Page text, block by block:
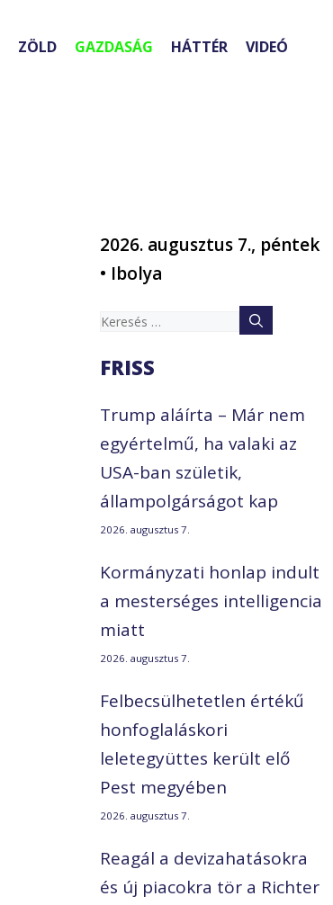
ZÖLD GAZDASÁG HÁTTÉR VIDEÓ
2026. augusztus 7., péntek
• Ibolya
Keresés:
FRISS
Trump aláírta – Már nem
egyértelmű, ha valaki az
USA-ban születik,
állampolgárságot kap
2026. augusztus 7.
Kormányzati honlap indult
a mesterséges intelligencia
miatt
2026. augusztus 7.
Felbecsülhetetlen értékű
honfoglaláskori
leletegyüttes került elő
Pest megyében
2026. augusztus 7.
Reagál a devizahatásokra
és új piacokra tör a Richter